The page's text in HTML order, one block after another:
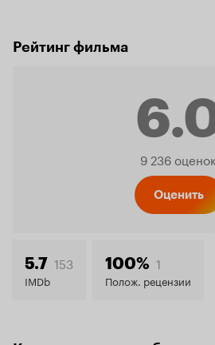
Рейтинг фильма
6.0
9 236 оценок
Оценить
5.7 153
IMDb
100% 1
Полож. рецензии